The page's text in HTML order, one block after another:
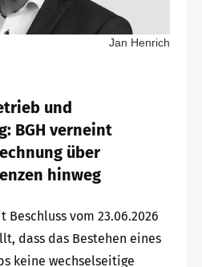
Jan Henrich
und
BGH verneint
über
hinweg
Beschluss vom 23.06.2026
dass das Bestehen eines
keine wechselseitige